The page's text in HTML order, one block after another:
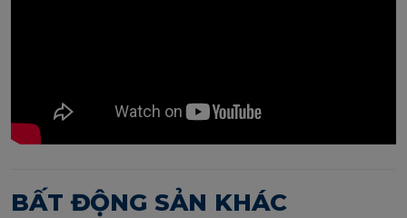
BẤT ĐỘNG SẢN KHÁC